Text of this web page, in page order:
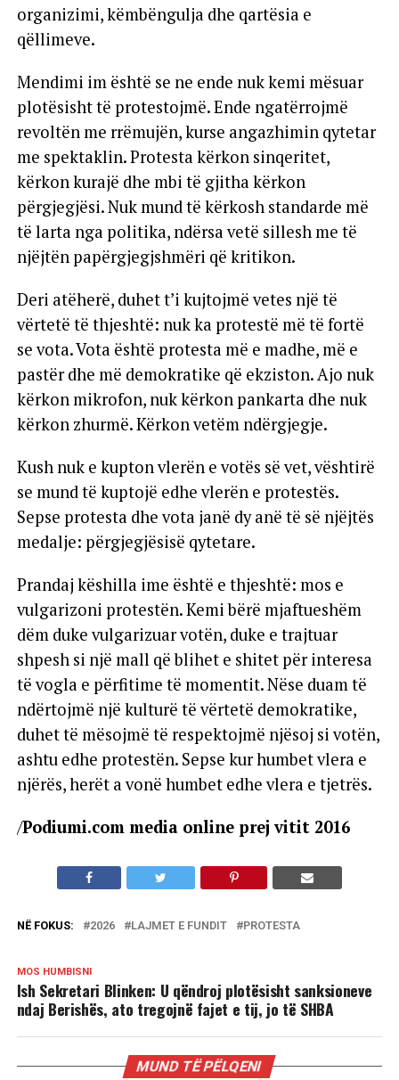
organizimi, këmbëngulja dhe qartësia e
qëllimeve.
Mendimi im është se ne ende nuk kemi mësuar
plotësisht të protestojmë. Ende ngatërrojmë
revoltën me rrëmujën, kurse angazhimin qytetar
me spektaklin. Protesta kërkon sinqeritet,
kërkon kurajë dhe mbi të gjitha kërkon
përgjegjësi. Nuk mund të kërkosh standarde më
të larta nga politika, ndërsa vetë sillesh me të
njëjtën papërgjegjshmëri që kritikon.
Deri atëherë, duhet t’i kujtojmë vetes një të
vërtetë të thjeshtë: nuk ka protestë më të fortë
se vota. Vota është protesta më e madhe, më e
pastër dhe më demokratike që ekziston. Ajo nuk
kërkon mikrofon, nuk kërkon pankarta dhe nuk
kërkon zhurmë. Kërkon vetëm ndërgjegje.
Kush nuk e kupton vlerën e votës së vet, vështirë
se mund të kuptojë edhe vlerën e protestës.
Sepse protesta dhe vota janë dy anë të së njëjtës
medalje: përgjegjësisë qytetare.
Prandaj këshilla ime është e thjeshtë: mos e
vulgarizoni protestën. Kemi bërë mjaftueshëm
dëm duke vulgarizuar votën, duke e trajtuar
shpesh si një mall që blihet e shitet për interesa
të vogla e përfitime të momentit. Nëse duam të
ndërtojmë një kulturë të vërtetë demokratike,
duhet të mësojmë të respektojmë njësoj si votën,
ashtu edhe protestën. Sepse kur humbet vlera e
njërës, herët a vonë humbet edhe vlera e tjetrës.
/Podiumi.com media online prej vitit 2016
NË FOKUS: 2026 LAJMET E FUNDIT PROTESTA
MOS HUMBISNI
Ish Sekretari Blinken: U qëndroj plotësisht sanksioneve
ndaj Berishës, ato tregojnë fajet e tij, jo të SHBA
MUND TË PËLQENI